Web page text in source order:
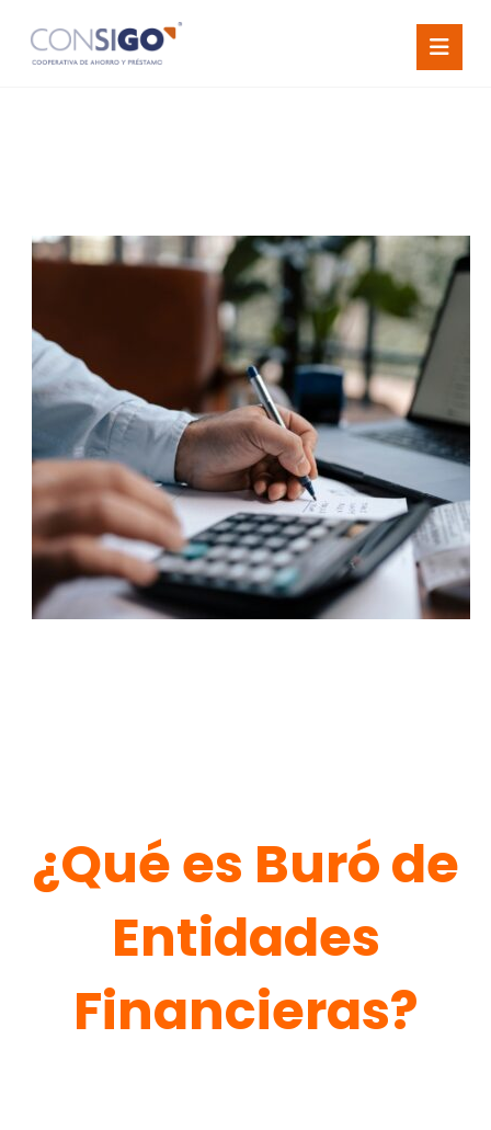
¿Qué es Buró de
Entidades
Financieras?